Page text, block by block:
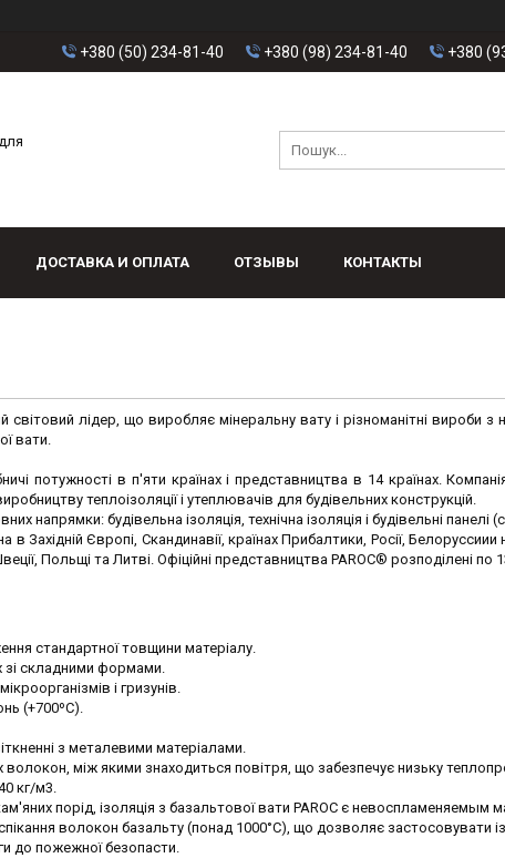
+380 (50) 234-81-40 +380 (98) 234-81-40 +380
ДОСТАВКА И ОПЛАТА ОТЗЫВЫ КОНТАКТЫ
світовий лідер, що виробляє мінеральну вату і різноманітні вироби з
вати.
потужності в п'яти країнах і представництва в 14 країнах.
теплоізоляції і утеплювачів для будівельних конструкцій.
напрямки: будівельна ізоляція, технічна ізоляція і будівельні панелі
Західній Європі, Скандинавії, країнах Прибалтики, Росії, Белоруссиии
Польщі та Литві.Офіційні представництва PAROC® розподілені по
стандартної товщини матеріалу.
зі складними формами.
і гризунів.
(+700ºС).
з металевими матеріалами.
між якими знаходиться повітря, що забезпечує низьку
кг/м3.
порід, ізоляція з базальтової вати PAROC є невоспламеняемым
волокон базальту (понад 1000°С), що дозволяє застосовувати
до пожежної безопасти.